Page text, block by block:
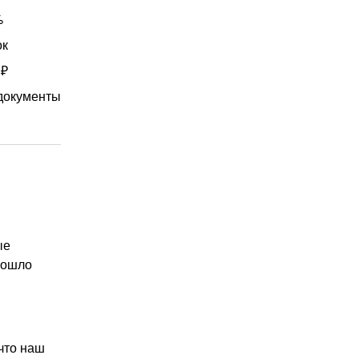
наш